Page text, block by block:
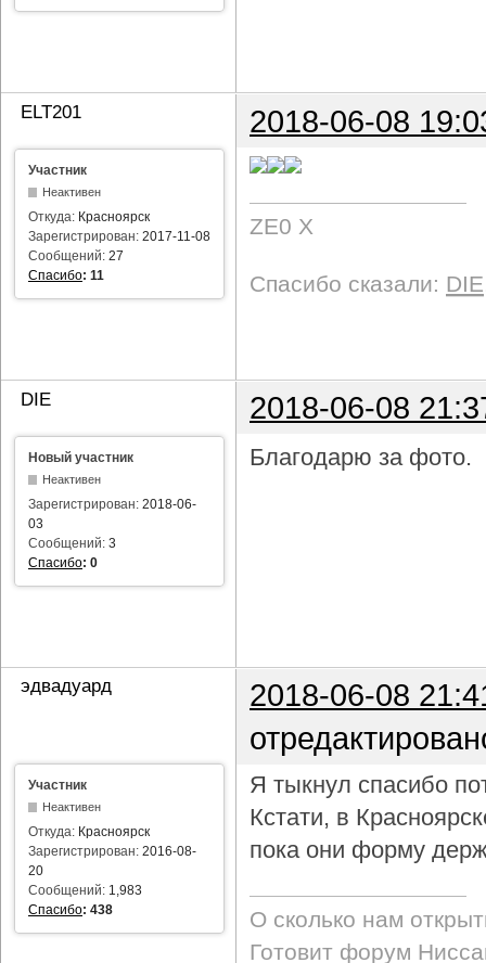
ELT201 2018-06-08
Участник
Неактивен
Откуда: Красноярск
Зарегистрирован: 2017-11-08
Сообщений: 27
Спасибо: 11
ZE0 X
Спасибо сказали: DIE
DIE 2018-06-08
Новый участник
Неактивен
Зарегистрирован: 2018-06-
03
Сообщений: 3
Спасибо: 0
Благодарю за фото.
эдвадуард
2018-06-08
Участник
Неактивен
Откуда: Красноярск
Зарегистрирован: 2016-08-
20
Сообщений: 1,983
Спасибо: 438
Я тыкнул спасибо
Кстати, в
пока они форму
О сколько нам
Готовит форум